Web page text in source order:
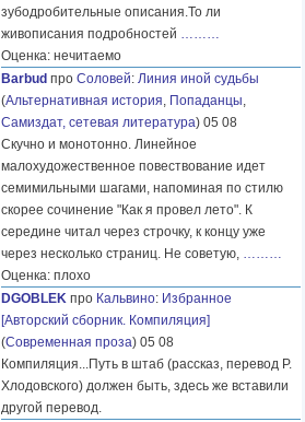
зубодробительные описания.То ли
живописания подробностей ………
Оценка: нечитаемо
Barbud про Соловей: Линия иной судьбы
(Альтернативная история, Попаданцы,
Самиздат, сетевая литература) 05 08
Скучно и монотонно. Линейное
малохудожественное повествование идет
семимильными шагами, напоминая по стилю
скорее сочинение "Как я провел лето". К
середине читал через строчку, к концу уже
через несколько страниц. Не советую, ………
Оценка: плохо
DGOBLEK про Кальвино: Избранное
[Авторский сборник. Компиляция]
(Современная проза) 05 08
Компиляция...Путь в штаб (рассказ, перевод Р.
Хлодовского) должен быть, здесь же вставили
другой перевод.